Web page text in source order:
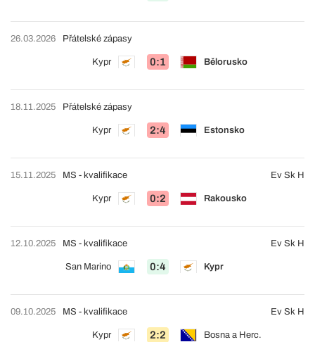
26.03.2026
Kypr 0:1 Bělorusko
Přátelské zápasy
18.11.2025
Kypr 2:4 Estonsko
Přátelské zápasy
15.11.2025
Kypr 0:2 Rakousko
MS - kvalifikace Ev Sk H
12.10.2025
San Marino 0:4 Kypr
MS - kvalifikace Ev Sk H
09.10.2025
Kypr 2:2 Bosna a Herc.
MS - kvalifikace Ev Sk H